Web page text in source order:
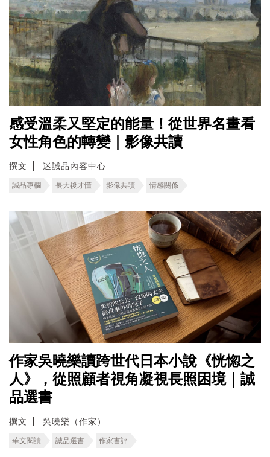
感受溫柔又堅定的能量！從世界名畫看
女性角色的轉變｜影像共讀
撰文 迷誠品內容中心
誠品專欄 長大後才懂 影像共讀 情感關係
作家吳曉樂讀跨世代日本小說《恍惚之
人》，從照顧者視角凝視長照困境｜誠
品選書
撰文 吳曉樂（作家）
華文閱讀 誠品選書 作家書評